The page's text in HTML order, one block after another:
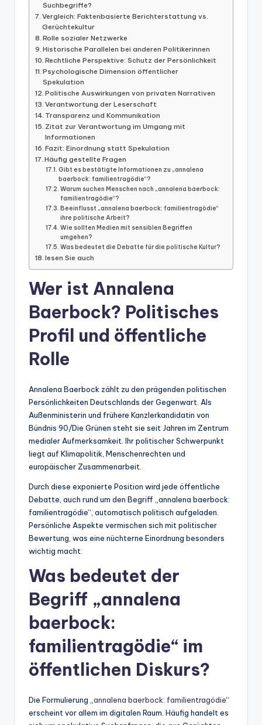
Suchbegriffe?
Vergleich: Faktenbasierte Berichterstattung vs.
Gerüchtekultur
Rolle sozialer Netzwerke
Historische Parallelen bei anderen Politikerinnen
Rechtliche Perspektive: Schutz der Persönlichkeit
Psychologische Dimension öffentlicher
Spekulation
Politische Auswirkungen von privaten Narrativen
Verantwortung der Leserschaft
Transparenz und Kommunikation
Zitat zur Verantwortung im Umgang mit
Informationen
Fazit: Einordnung statt Spekulation
Häufig gestellte Fragen
Gibt es bestätigte Informationen zu „annalena
baerbock: familientragödie“?
Warum suchen Menschen nach „annalena baerbock:
familientragödie“?
Beeinflusst „annalena baerbock: familientragödie“
ihre politische Arbeit?
Wie sollten Medien mit sensiblen Begriffen
umgehen?
Was bedeutet die Debatte für die politische Kultur?
lesen Sie auch
Wer ist Annalena
Baerbock? Politisches
Profil und öffentliche
Rolle
Annalena Baerbock zählt zu den prägenden politischen
Persönlichkeiten Deutschlands der Gegenwart. Als
Außenministerin und frühere Kanzlerkandidatin von
Bündnis 90/Die Grünen steht sie seit Jahren im Zentrum
medialer Aufmerksamkeit. Ihr politischer Schwerpunkt
liegt auf Klimapolitik, Menschenrechten und
europäischer Zusammenarbeit.
Durch diese exponierte Position wird jede öffentliche
Debatte, auch rund um den Begriff „annalena baerbock:
familientragödie“, automatisch politisch aufgeladen.
Persönliche Aspekte vermischen sich mit politischer
Bewertung, was eine nüchterne Einordnung besonders
wichtig macht.
Was bedeutet der
Begriff „annalena
baerbock:
familientragödie“ im
öffentlichen Diskurs?
Die Formulierung „annalena baerbock: familientragödie“
erscheint vor allem im digitalen Raum. Häufig handelt es